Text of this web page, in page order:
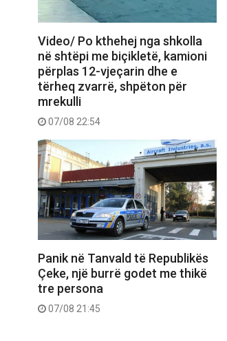
Video/ Po kthehej nga shkolla
në shtëpi me biçikletë, kamioni
përplas 12-vjeçarin dhe e
tërheq zvarrë, shpëton për
mrekulli
07/08 22:54
Panik në Tanvald të Republikës
Çeke, një burrë godet me thikë
tre persona
07/08 21:45